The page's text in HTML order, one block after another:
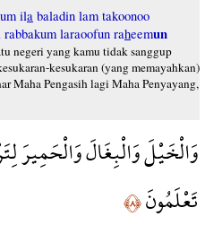
ila baladin lam takoonoo
laraoofun raheemun
negeri yang kamu tidak sanggup
kesukaran (yang memayahkan)
Maha Pengasih lagi Maha Penyayang,
وَالْخَيْلَ وَالْبِغَالَ وَالْحَمِيرَ
تَعْلَمُونَ﴿٨﴾